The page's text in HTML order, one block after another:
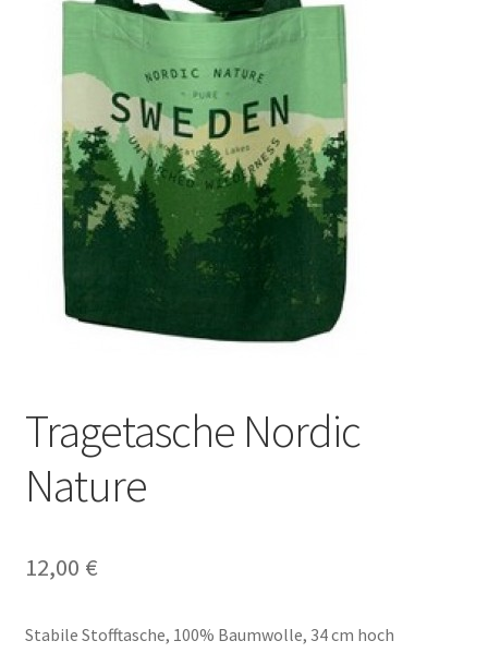
Tragetasche Nordic
Nature
12,00 €
Stabile Stofftasche, 100% Baumwolle, 34 cm hoch